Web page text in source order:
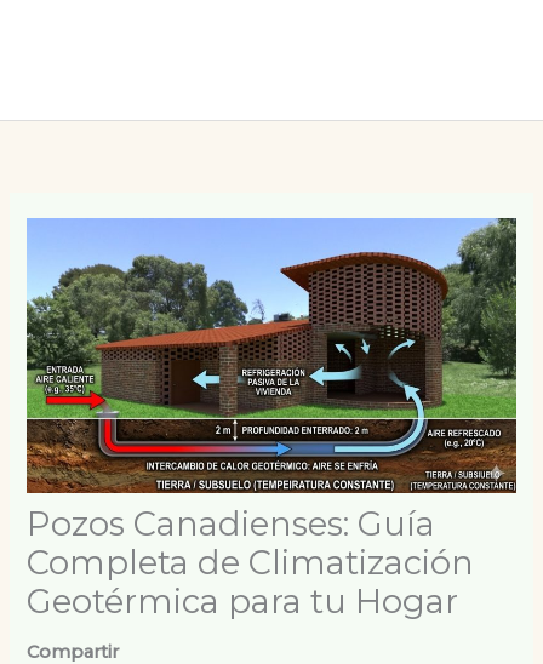
Pozos Canadienses: Guía
Completa de Climatización
Geotérmica para tu Hogar
Compartir